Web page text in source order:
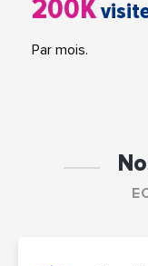
200K
Par mois.